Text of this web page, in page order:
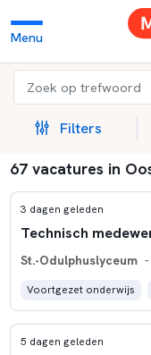
Menu
Filters
67 vacatures in
3 dagen geleden
Technisch
St.-Odulphuslyceum
Voortgezet onderwijs
5 dagen geleden